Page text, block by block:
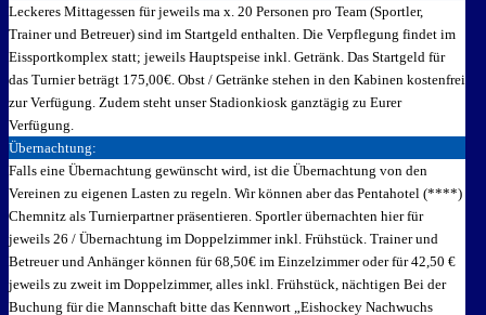
Leckeres Mittagessen für jeweils ma x. 20 Personen pro Team (Sportler,
Trainer und Betreuer) sind im Startgeld enthalten. Die Verpflegung findet im
Eissportkomplex statt; jeweils Hauptspeise inkl. Getränk. Das Startgeld für
das Turnier beträgt 175,00€. Obst / Getränke stehen in den Kabinen kostenfrei
zur Verfügung. Zudem steht unser Stadionkiosk ganztägig zu Eurer
Verfügung.
Übernachtung:
Falls eine Übernachtung gewünscht wird, ist die Übernachtung von den
Vereinen zu eigenen Lasten zu regeln. Wir können aber das Pentahotel (****)
Chemnitz als Turnierpartner präsentieren. Sportler übernachten hier für
jeweils 26 / Übernachtung im Doppelzimmer inkl. Frühstück. Trainer und
Betreuer und Anhänger können für 68,50€ im Einzelzimmer oder für 42,50 €
jeweils zu zweit im Doppelzimmer, alles inkl. Frühstück, nächtigen Bei der
Buchung für die Mannschaft bitte das Kennwort „Eishockey Nachwuchs